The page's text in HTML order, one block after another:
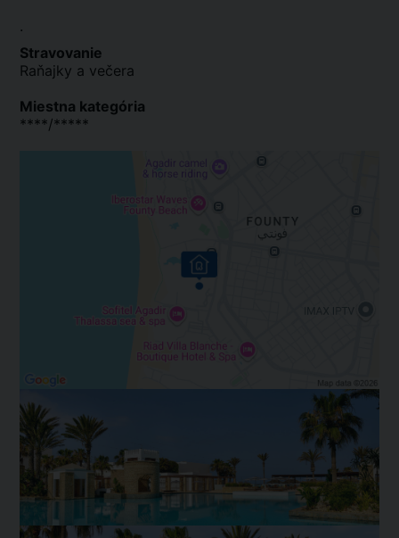
.
Stravovanie
Raňajky a večera
Miestna kategória
****/*****